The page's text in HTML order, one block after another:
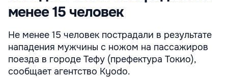
менее 15 человек
Не менее 15 человек пострадали в результате
нападения мужчины с ножом на пассажиров
поезда в городе Тефу (префектура Токио),
сообщает агентство Kyodo.